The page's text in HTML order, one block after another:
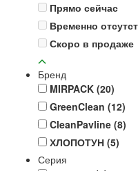
Прямо сейчас
Временно
Скоро в продаже
Бренд
MIRPACK (20)
GreenClean (12)
CleanPavline (8)
ХЛОПОТУН (5)
Серия